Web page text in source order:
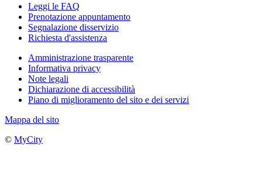
Leggi le FAQ
Prenotazione appuntamento
Segnalazione disservizio
Richiesta d'assistenza
Amministrazione trasparente
Informativa privacy
Note legali
Dichiarazione di accessibilità
Piano di miglioramento del sito e dei servizi
Mappa del sito
© MyCity